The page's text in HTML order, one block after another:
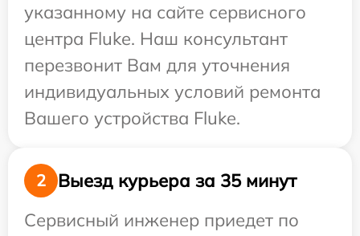
указанному на сайте сервисного
центра Fluke. Наш консультант
перезвонит Вам для уточнения
индивидуальных условий ремонта
Вашего устройства Fluke.
2
Выезд курьера за 35 минут
Сервисный инженер приедет по